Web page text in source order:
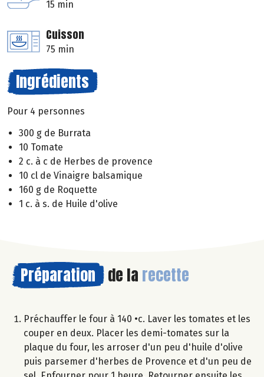
15 min
Cuisson
75 min
Ingrédients
Pour 4 personnes
300 g de Burrata
10 Tomate
2 c. à c de Herbes de provence
10 cl de Vinaigre balsamique
160 g de Roquette
1 c. à s. de Huile d'olive
Préparation de la recette
Préchauffer le four à 140 •c. Laver les tomates et les
couper en deux. Placer les demi-tomates sur la
plaque du four, les arroser d'un peu d'huile d'olive
puis parsemer d'herbes de Provence et d'un peu de